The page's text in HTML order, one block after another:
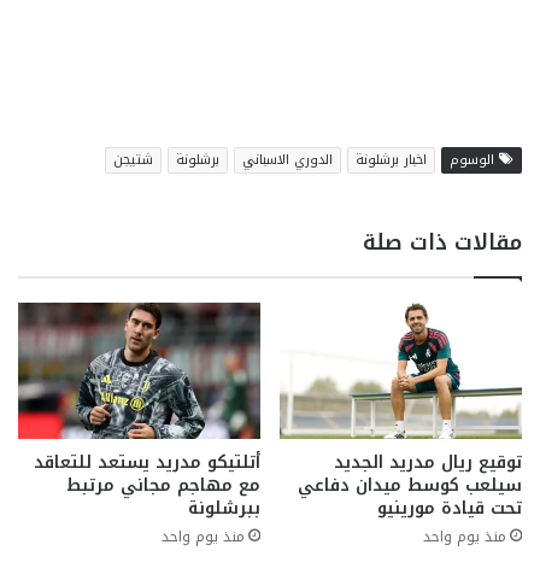
الوسوم اخبار برشلونة الدوري الاسباني برشلونة شتيجن
مقالات ذات صلة
توقيع ريال مدريد الجديد
سيلعب كوسط ميدان دفاعي
تحت قيادة مورينيو
منذ يوم واحد
أتلتيكو مدريد يستعد للتعاقد
مع مهاجم مجاني مرتبط
ببرشلونة
منذ يوم واحد